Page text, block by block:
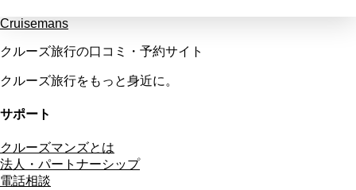
Cruisemans
クルーズ旅行の口コミ・予約サイト
クルーズ旅行をもっと身近に。
サポート
クルーズマンズとは
法人・パートナーシップ
電話相談